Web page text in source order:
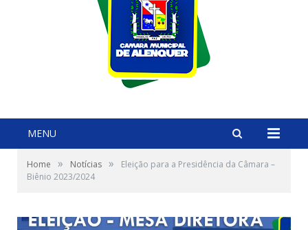
MENU
Home » Notícias »
Eleição para a Presidência da Câmara –
Biênio 2023/2024